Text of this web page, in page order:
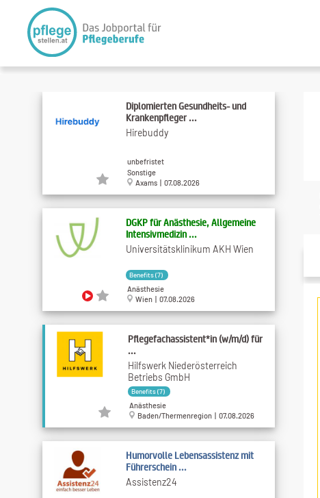
Diplomierten Gesundheits- und
Krankenpfleger ...
Hirebuddy
unbefristet
Sonstige
Axams | 07.08.2026
DGKP für Anästhesie, Allgemeine
Intensivmedizin ...
Universitätsklinikum AKH Wien
Benefits (7)
Anästhesie
Wien | 07.08.2026
Pflegefachassistent*in (w/m/d) für
...
Hilfswerk Niederösterreich
Betriebs GmbH
Benefits (7)
Anästhesie
Baden/Thermenregion | 07.08.2026
Humorvolle Lebensassistenz mit
Führerschein ...
Assistenz24